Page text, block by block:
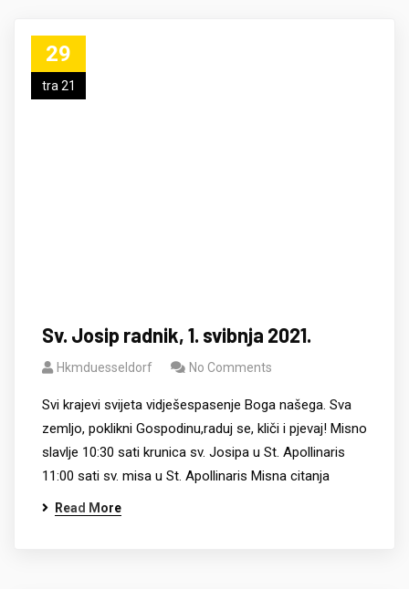
29
tra 21
Sv. Josip radnik, 1. svibnja 2021.
Hkmduesseldorf No Comments
Svi krajevi svijeta vidješespasenje Boga našega. Sva
zemljo, poklikni Gospodinu,raduj se, kliči i pjevaj! Misno
slavlje 10:30 sati krunica sv. Josipa u St. Apollinaris
11:00 sati sv. misa u St. Apollinaris Misna citanja
Read More